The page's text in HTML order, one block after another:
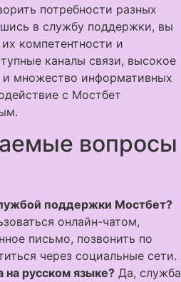
потребности разных
в службу поддержки, вы
компетентности и
каналы связи, высокое
и множество информативных
с Мостбет
вопросы
поддержки Мостбет?
онлайн-чатом,
письмо, позвонить по
через социальные сети.
русском языке? Да, служба